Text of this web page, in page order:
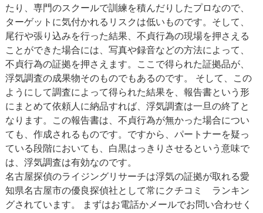
たり、専門のスクールで訓練を積んだりしたプロなので、
ターゲットに気付かれるリスクは低いものです。そして、
尾行や張り込みを行った結果、不貞行為の現場を押さえる
ことができた場合には、写真や録音などの方法によって、
不貞行為の証拠を押さえます。ここで得られた証拠品が、
浮気調査の成果物そのものでもあるのです。 そして、この
ようにして調査によって得られた結果を、報告書という形
にまとめて依頼人に納品すれば、浮気調査は一旦の終了と
なります。この報告書は、不貞行為が無かった場合につい
ても、作成されるものです。ですから、パートナーを疑っ
ている段階においても、白黒はっきりさせるという意味で
は、浮気調査は有効なのです。
名古屋探偵のライジングリサーチは浮気の証拠が取れる愛
知県名古屋市の優良探偵社として常にクチコミ ランキン
グされています。 まずはお電話かメールでお問い合わせく